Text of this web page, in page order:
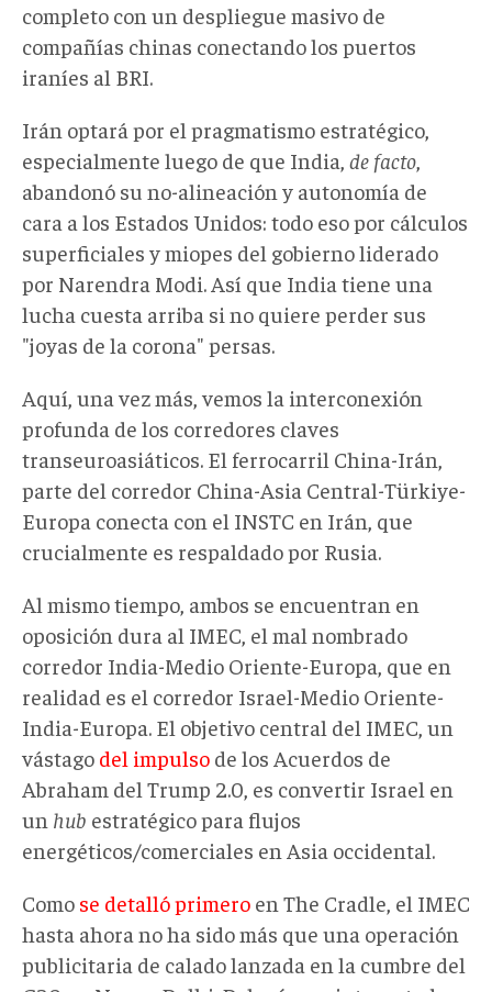
completo con un despliegue masivo de
compañías chinas conectando los puertos
iraníes al BRI.
Irán optará por el pragmatismo estratégico,
especialmente luego de que India, de facto,
abandonó su no-alineación y autonomía de
cara a los Estados Unidos: todo eso por cálculos
superficiales y miopes del gobierno liderado
por Narendra Modi. Así que India tiene una
lucha cuesta arriba si no quiere perder sus
"joyas de la corona" persas.
Aquí, una vez más, vemos la interconexión
profunda de los corredores claves
transeuroasiáticos. El ferrocarril China-Irán,
parte del corredor China-Asia Central-Türkiye-
Europa conecta con el INSTC en Irán, que
crucialmente es respaldado por Rusia.
Al mismo tiempo, ambos se encuentran en
oposición dura al IMEC, el mal nombrado
corredor India-Medio Oriente-Europa, que en
realidad es el corredor Israel-Medio Oriente-
India-Europa. El objetivo central del IMEC, un
vástago del impulso de los Acuerdos de
Abraham del Trump 2.0, es convertir Israel en
un hub estratégico para flujos
energéticos/comerciales en Asia occidental.
Como se detalló primero en The Cradle, el IMEC
hasta ahora no ha sido más que una operación
publicitaria de calado lanzada en la cumbre del